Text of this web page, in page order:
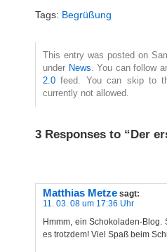
Tags: Begrüßung
This entry was posted on
under News. You can follow
2.0 feed. You can skip to
currently not allowed.
3 Responses to “Der
Matthias Metze sagt:
11. 03. 08 um 17:36 Uhr
Hmmm, ein Schokoladen-
es trotzdem! Viel Spaß beim